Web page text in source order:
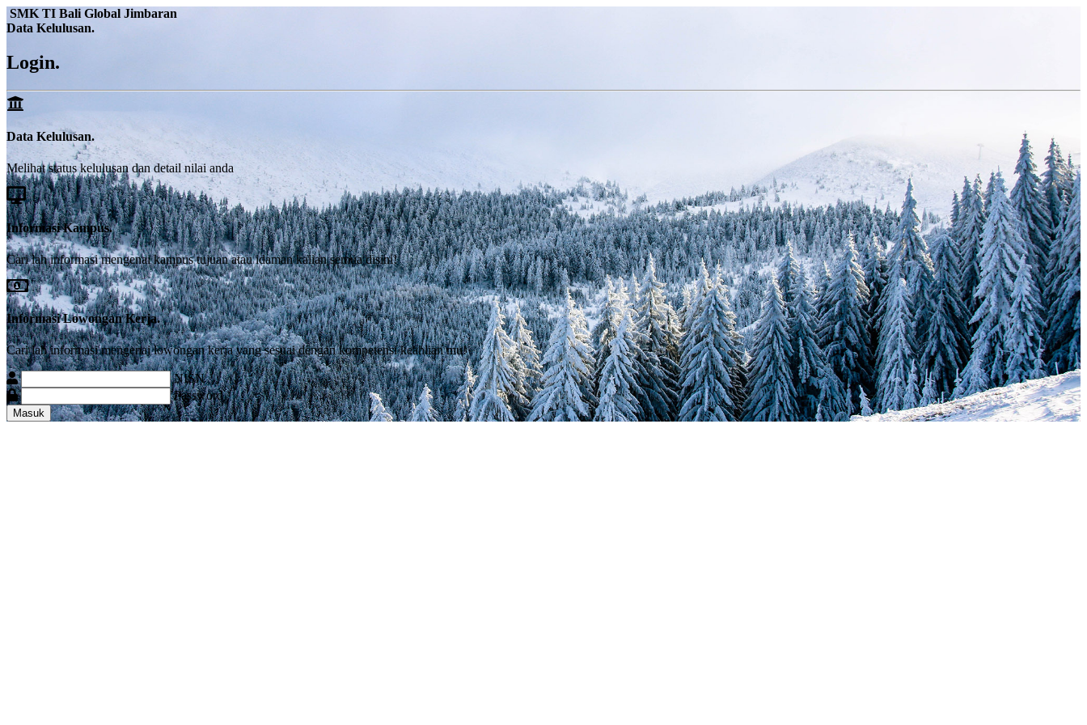
SMK TI Bali Global Jimbaran
Data Kelulusan.
Login.
Data Kelulusan.
Melihat status kelulusan dan detail nilai anda
Informasi Kampus.
Cari lah informasi mengenai kampus tujuan atau idaman kalian semua disini!
Informasi Lowongan Kerja.
Cari lah informasi mengenai lowongan kerja yang sesuai dengan kompetensi keahlian mu!
NISN
Password
Masuk